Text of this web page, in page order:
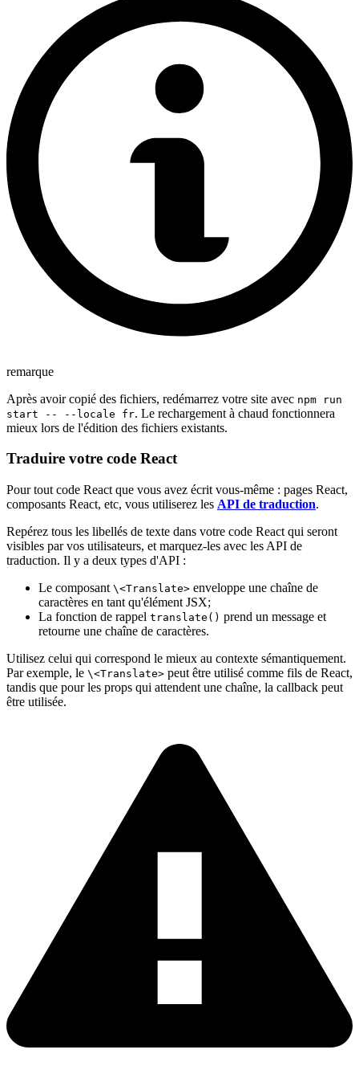
remarque
Après avoir copié des fichiers, redémarrez votre site avec npm run
start -- --locale fr. Le rechargement à chaud fonctionnera
mieux lors de l'édition des fichiers existants.
Traduire votre code React
Pour tout code React que vous avez écrit vous-même : pages React,
composants React, etc, vous utiliserez les API de traduction.
Repérez tous les libellés de texte dans votre code React qui seront
visibles par vos utilisateurs, et marquez-les avec les API de
traduction. Il y a deux types d'API :
Le composant \<Translate> enveloppe une chaîne de
caractères en tant qu'élément JSX;
La fonction de rappel translate() prend un message et
retourne une chaîne de caractères.
Utilisez celui qui correspond le mieux au contexte sémantiquement.
Par exemple, le \<Translate> peut être utilisé comme fils de React,
tandis que pour les props qui attendent une chaîne, la callback peut
être utilisée.